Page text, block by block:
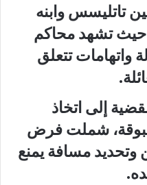
تاتليسس وابنه
حيث تشهد محاكم
واتهامات تتعلق
إلى اتخاذ
شملت فرض
وتحديد مسافة يمنع